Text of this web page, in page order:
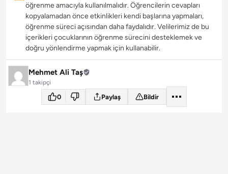
öğrenme amacıyla kullanılmalıdır. Öğrencilerin cevapları
kopyalamadan önce etkinlikleri kendi başlarına yapmaları,
öğrenme süreci açısından daha faydalıdır. Velilerimiz de bu
içerikleri çocuklarının öğrenme sürecini desteklemek ve
doğru yönlendirme yapmak için kullanabilir.
Mehmet Ali Taş
1 takipçi
0 Paylaş Bildir